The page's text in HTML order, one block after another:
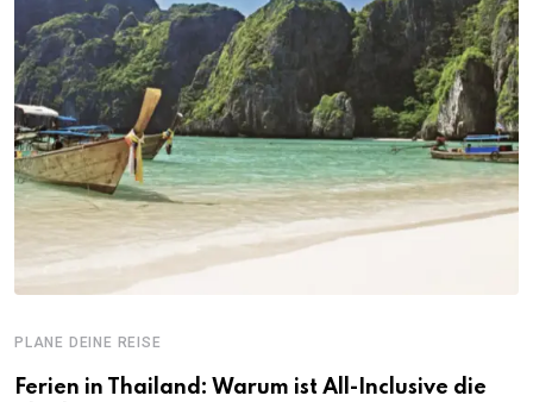
PLANE DEINE REISE
Ferien in Thailand: Warum ist All-Inclusive die